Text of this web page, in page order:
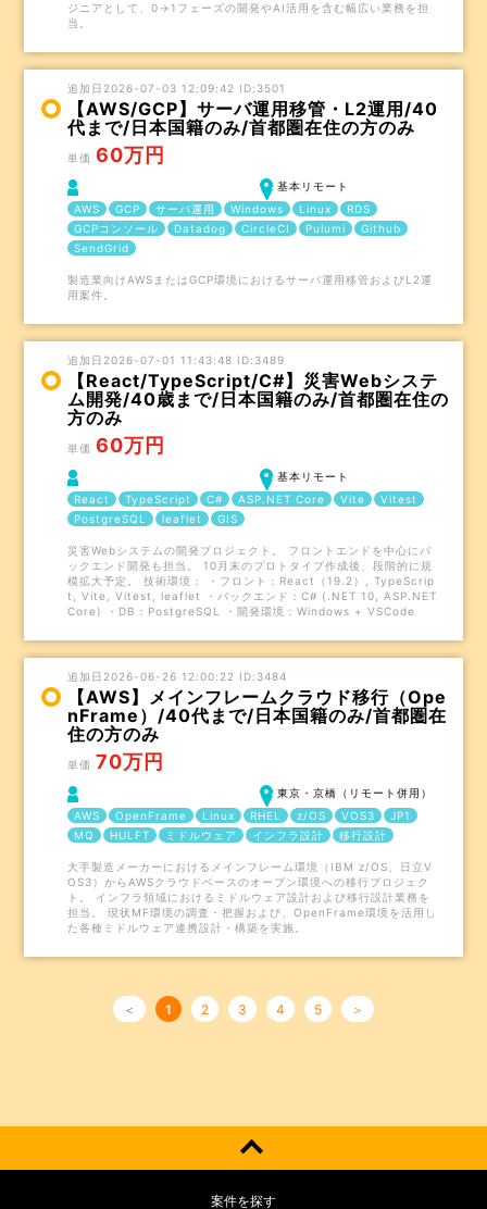
ジニアとして、0→1フェーズの開発やAI活用を含む幅広い業務を担
当。
追加日2026-07-03 12:09:42 ID:3501
【AWS/GCP】サーバ運用移管・L2運用/40
代まで/日本国籍のみ/首都圏在住の方のみ
単価 60万円
基本リモート
AWS
GCP サーバ運用 Windows Linux
RDS
GCPコンソール
Datadog CircleCI Pulumi
Github
SendGrid
製造業向けAWSまたはGCP環境におけるサーバ運用移管およびL2運
用案件。
追加日2026-07-01 11:43:48 ID:3489
【React/TypeScript/C#】災害Webシステ
ム開発/40歳まで/日本国籍のみ/首都圏在住の
方のみ
単価 60万円
基本リモート
React
TypeScript C# ASP.NET Core Vite
Vitest
PostgreSQL
leaflet GIS
災害Webシステムの開発プロジェクト。 フロントエンドを中心にバ
ックエンド開発も担当。 10月末のプロトタイプ作成後、段階的に規
模拡大予定。 技術環境： ・フロント：React（19.2）, TypeScrip
t, Vite, Vitest, leaflet ・バックエンド：C# (.NET 10, ASP.NET
Core) ・DB：PostgreSQL ・開発環境：Windows + VSCode
追加日2026-06-26 12:00:22 ID:3484
【AWS】メインフレームクラウド移行（Ope
nFrame）/40代まで/日本国籍のみ/首都圏在
住の方のみ
単価 70万円
東京・京橋（リモート併用）
AWS
OpenFrame Linux RHEL z/OS VOS3
JP1
MQ
HULFT ミドルウェア インフラ設計 移行設計
大手製造メーカーにおけるメインフレーム環境（IBM z/OS、日立V
OS3）からAWSクラウドベースのオープン環境への移行プロジェク
ト。 インフラ領域におけるミドルウェア設計および移行設計業務を
担当。 現状MF環境の調査・把握および、OpenFrame環境を活用し
た各種ミドルウェア連携設計・構築を実施。
＜ 1 2 3 4 5 ＞
案件を探す